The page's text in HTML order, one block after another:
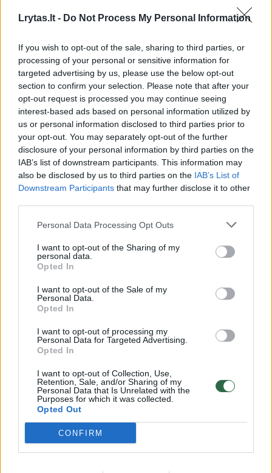
Lrytas.lt - Do Not Process My Personal Information
If you wish to opt-out of the sale, sharing to third parties, or
processing of your personal or sensitive information for
targeted advertising by us, please use the below opt-out
section to confirm your selection. Please note that after your
opt-out request is processed you may continue seeing
interest-based ads based on personal information utilized by
us or personal information disclosed to third parties prior to
your opt-out. You may separately opt-out of the further
disclosure of your personal information by third parties on the
IAB’s list of downstream participants. This information may
also be disclosed by us to third parties on the IAB’s List of
Downstream Participants that may further disclose it to other
Personal Data Processing Opt Outs
I want to opt-out of the Sharing of my
personal data.
Opted In
I want to opt-out of the Sale of my
Personal Data.
Opted In
I want to opt-out of processing my
Personal Data for Targeted Advertising.
Opted In
I want to opt-out of Collection, Use,
Retention, Sale, and/or Sharing of my
Personal Data that Is Unrelated with the
Purposes for which it was collected.
Opted Out
CONFIRM
Visam kompleksui projektinius pasiūlymus
rengė architektų biuras „DO Architects“,
kuriame dirba buvusio mero R.Šimašiaus
žmona G.T.Gylytė, o detaliojo plano
sprendinius kuria kita įmonė – „Senojo
miesto architektai“.
Jau dabar aišku, kad autobusų stoties plotas
ateityje smarkiai sumažės, nes privatūs
stoties savininkai dalį sklypo planuoja
užstatyti gyvenamaisiais namais ir biurais,
pratęsti Sodų gatvę (žr. vizualizaciją), atkurti
Strumilos sodus, o autobusų stoties
terminalas turėtų atsirasti šalia Geležinkelio
gatvės.
žemės plotas – ten, kur šiuo metu
automobilių stovėjimo aikštelė prie prekybos
centro „Iki“.
Savivaldybės tarybos narys, buvęs meras
A.Zuokas įsitikinęs, kad rengiamas planas –
paprasčiausias stoties naikinimas, o